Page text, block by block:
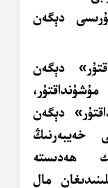
دېگەن
دېگەن
دېگەن
خەيبەرنىڭ
ھەدىستە
مال